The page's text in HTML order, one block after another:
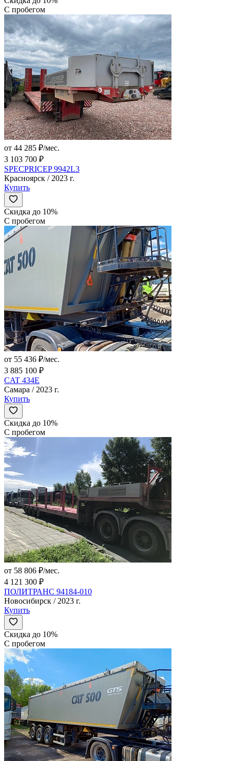
С пробегом
от 44 285 ₽/мес.
3 103 700 ₽
SPECPRICEP 9942L3
Красноярск / 2023 г.
Купить
Скидка до 10%
С пробегом
от 55 436 ₽/мес.
3 885 100 ₽
CAT 434E
Самара / 2023 г.
Купить
Скидка до 10%
С пробегом
от 58 806 ₽/мес.
4 121 300 ₽
ПОЛИТРАНС 94184-010
Новосибирск / 2023 г.
Купить
Скидка до 10%
С пробегом